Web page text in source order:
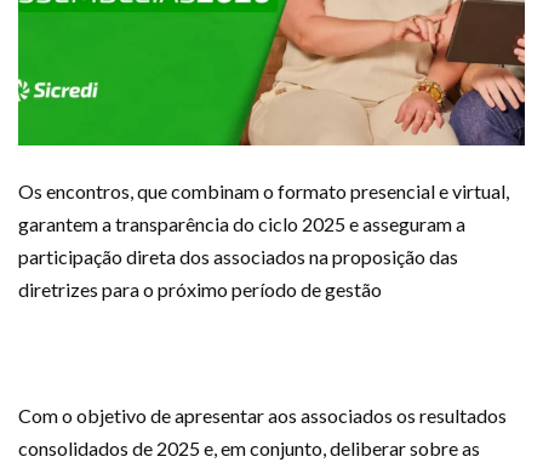
Os encontros, que combinam o formato presencial e virtual,
garantem a transparência do ciclo 2025 e asseguram a
participação direta dos associados na proposição das
diretrizes para o próximo período de gestão
Com o objetivo de apresentar aos associados os resultados
consolidados de 2025 e, em conjunto, deliberar sobre as